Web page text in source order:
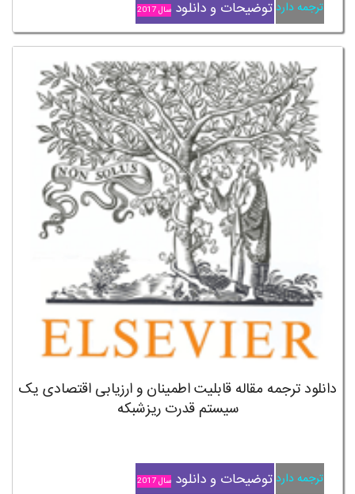
ترجمه دارد توضیحات و دانلود سال 2017
دانلود ترجمه مقاله قابلیت اطمینان و ارزیابی اقتصادی یک
سیستم قدرت ریزشبکه
ترجمه دارد توضیحات و دانلود سال 2017